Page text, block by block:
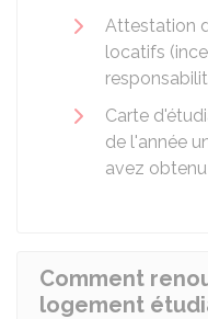
Attestation
locatifs
Carte
de l'année
avez
Comment
logement